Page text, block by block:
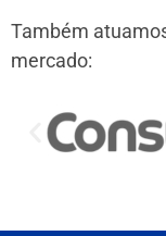
Também
mercado: